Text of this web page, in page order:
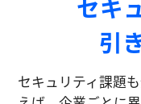
セキ
引
セキュリティ課題